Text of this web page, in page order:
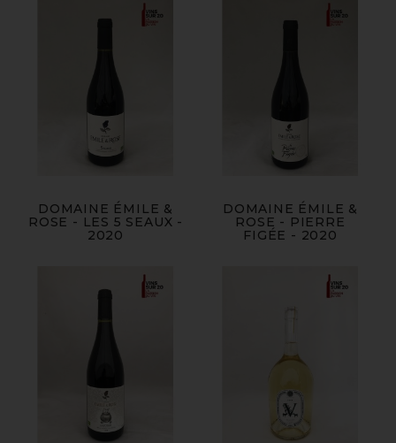
DOMAINE ÉMILE &
ROSE - LES 5 SEAUX -
2020
DOMAINE ÉMILE &
ROSE - PIERRE
FIGÉE - 2020